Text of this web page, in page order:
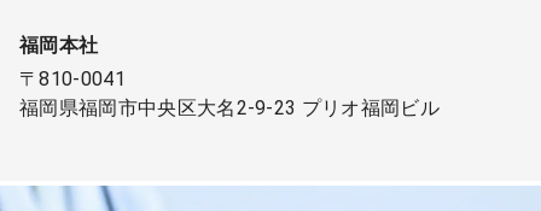
福岡本社
〒810-0041
福岡県福岡市中央区大名2-9-23 プリオ福岡ビル